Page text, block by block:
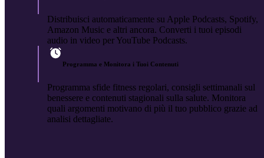
Distribuisci automaticamente su Apple Podcasts, Spotify,
Amazon Music e altri ancora. Converti i tuoi episodi
audio in video per YouTube Podcasts.
Programma e Monitora i Tuoi Contenuti
Programma sfide fitness regolari, consigli settimanali sul
benessere e contenuti stagionali sulla salute. Monitora
quali argomenti motivano di più il tuo pubblico grazie ad
analisi dettagliate.